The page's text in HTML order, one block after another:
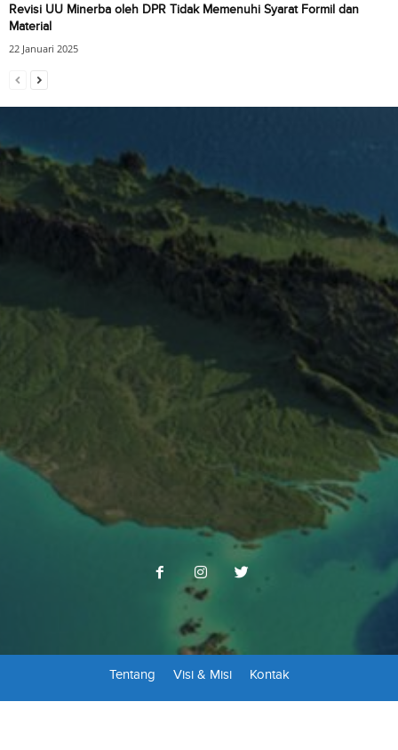
Revisi UU Minerba oleh DPR Tidak Memenuhi Syarat Formil dan
Material
22 Januari 2025
Tentang Visi & Misi Kontak